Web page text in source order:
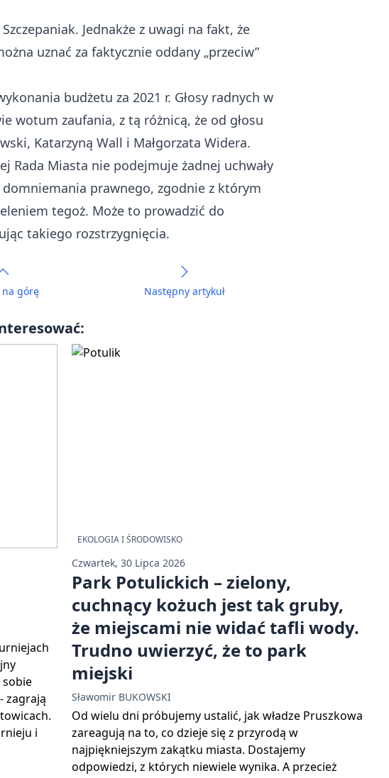
Jednakże z uwagi na fakt, że
uznać za faktycznie oddany „przeciw”
budżetu za 2021 r. Głosy radnych w
wotum zaufania, z tą różnicą, że od głosu
Katarzyną Wall i Małgorzata Widera.
Rada Miasta nie podejmuje żadnej uchwały
prawnego, zgodnie z którym
tegoż. Może to prowadzić do
takiego rozstrzygnięcia.
na górę Następny artykuł
zagrają
i
EKOLOGIA I ŚRODOWISKO
Czwartek, 30 Lipca 2026
Park Potulickich – zielony,
cuchnący kożuch jest tak gruby,
że miejscami nie widać tafli wody.
Trudno uwierzyć, że to park
miejski
Sławomir BUKOWSKI
Od wielu dni próbujemy ustalić, jak władze Pruszkowa
zareagują na to, co dzieje się z przyrodą w
najpiękniejszym zakątku miasta. Dostajemy
odpowiedzi, z których niewiele wynika. A przecież